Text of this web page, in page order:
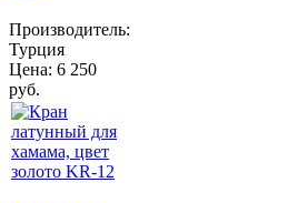
Производитель:
Турция
Цена: 6 250
руб.